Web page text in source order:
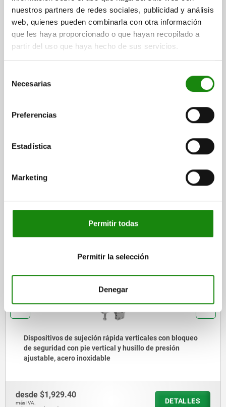
nuestros partners de redes sociales, publicidad y análisis
web, quienes pueden combinarla con otra información
que les haya proporcionado o que hayan recopilado a
partir del uso que haya hecho de sus servicios.
Necesarias
Preferencias
Estadística
Marketing
Permitir todas
Permitir la selección
Denegar
B=15,9 B1=23,8 B5=1,5 C=9,7 C1=3 D=4,4
H=17,3
LONGITUD=81,2
L1=18,3 HUSILLO DE PRESIÓN=M4X20
Referencia: 05770-01-10500
DETALLES
DETALLES
compraron
Dispositivos de sujeción rápida verticales con bloqueo
de seguridad con pie vertical y husillo de presión
ajustable, acero inoxidable
desde $1,929.40
más IVA.
DETALLES